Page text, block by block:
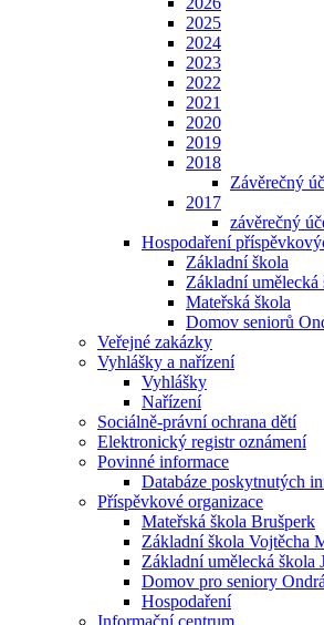
2025
2024
2023
2022
2021
2020
2019
2018
Závěrečný
2017
závěrečný
Hospodaření
Základní škola
Základní umělecká
Mateřská škola
Domov seniorů
Veřejné zakázky
Vyhlášky a nařízení
Vyhlášky
Nařízení
Sociálně-právní ochrana dětí
Elektronický registr oznámení
Povinné informace
Databáze poskytnutých
Příspěvkové organizace
Mateřská škola Brušperk
Základní škola Vojtěcha
Základní umělecká škola
Domov pro seniory
Hospodaření
Informační centrum